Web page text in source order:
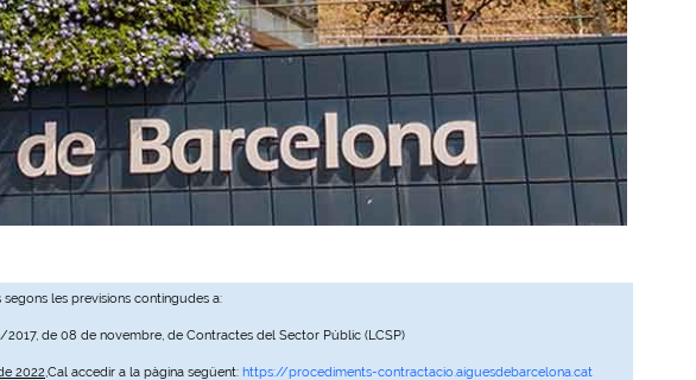
segons les previsions contingudes a:
de 08 de novembre, de Contractes del Sector Públic (LCSP)
2022,Cal accedir a la pàgina següent: https://procediments-contractacio.aiguesdebarcelona.cat